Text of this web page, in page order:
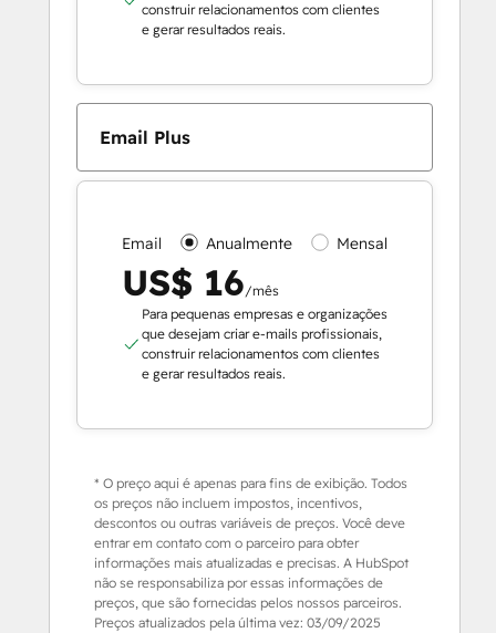
construir relacionamentos com clientes
e gerar resultados reais.
Email Plus
Email Anualmente Mensal
US$ 16/mês
Para pequenas empresas e organizações
que desejam criar e-mails profissionais,
construir relacionamentos com clientes
e gerar resultados reais.
* O preço aqui é apenas para fins de exibição. Todos
os preços não incluem impostos, incentivos,
descontos ou outras variáveis de preços. Você deve
entrar em contato com o parceiro para obter
informações mais atualizadas e precisas. A HubSpot
não se responsabiliza por essas informações de
preços, que são fornecidas pelos nossos parceiros.
Preços atualizados pela última vez: 03/09/2025